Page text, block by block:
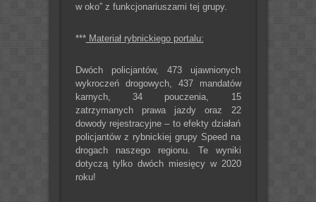
w oko” z funkcjonariuszami tej grupy.
***Materiał rybnickiego portalu:
Dwóch policjantów, 473 ujawnionych
wykroczeń drogowych, 437 mandatów
karnych, 34 pouczenia, 15
zatrzymanych prawa jazdy oraz 22
dowody rejestracyjne – to efekty działań
policjantów z rybnickiej grupy Speed na
drogach naszego regionu. Te wyniki
dotyczą tylko dwóch miesięcy w 2020
roku!